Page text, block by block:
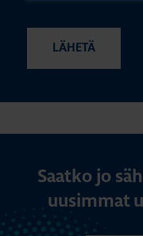
Saatko jo
uusimmat